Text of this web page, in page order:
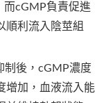
而cGMP負責促進
順利流入陰莖組
制後，cGMP濃度
增加，血液流入能